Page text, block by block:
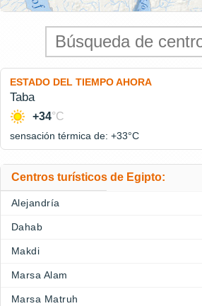
ESTADO DEL TIEMPO AHORA
Taba
+34°C
sensación térmica de: +33°C
Centros turísticos de Egipto:
Alejandría
Dahab
Makdi
Marsa Alam
Marsa Matruh